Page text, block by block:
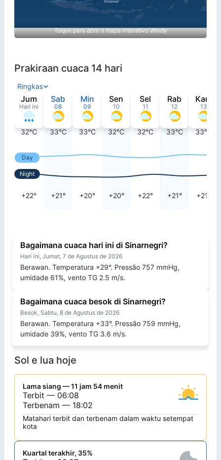
Toque para abrir o mapa interativo Windy
Prakiraan cuaca 14 hari
Ringkas
Jum
Hari ini
32°C
+22°
Sab
08
33°C
+21°
Min
09
33°C
+20°
Sen
10
32°C
+20°
Sel
11
32°C
+22°
Rab
12
33°C
+21°
Kam
13
33°C
+21°
Day
Night
Bagaimana cuaca hari ini di Sinarnegri?
Hari ini, Jumat, 7 de Agustus de 2026
Berawan. Temperatura +29°. Pressão 757 mmHg,
umidade 61%, vento TG 2.5 m/s.
Bagaimana cuaca besok di Sinarnegri?
Besok, Sabtu, 8 de Agustus de 2026
Berawan. Temperatura +33°. Pressão 759 mmHg,
umidade 39%, vento TG 3.6 m/s.
Sol e lua hoje
Lama siang — 11 jam 54 menit
Terbit — 06:08
Terbenam — 18:02
Matahari terbit dan terbenam dalam waktu setempat
kota
Kuartal terakhir, 35%